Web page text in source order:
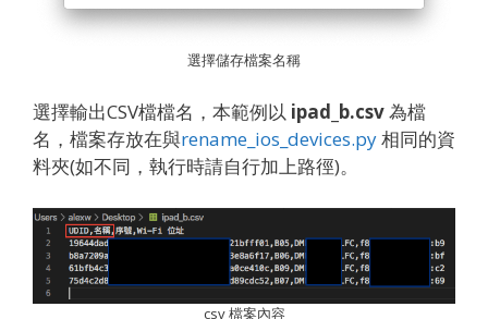
選擇儲存檔案名稱
選擇輸出CSV檔檔名，本範例以 ipad_b.csv為檔
名，檔案存放在與rename_ios_devices.py相同的資
料夾(如不同，執行時請自行加上路徑)。
csv 檔案內容